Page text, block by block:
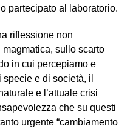
partecipato al laboratorio.
riflessione non
sullo scarto
in cui percepiamo e
e di società, il
e l’attuale crisi
che su questi
urgente “cambiamento